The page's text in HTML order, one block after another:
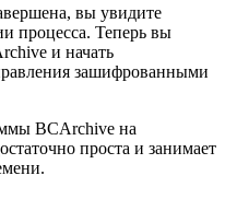
вы увидите
процесса. Теперь вы
и начать
зашифрованными
BCArchive на
проста и занимает